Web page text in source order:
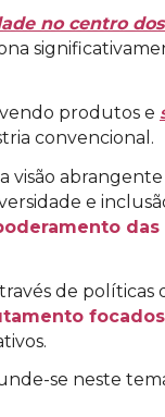
no centro
produtos e
convencional.
visão
e
das
de políticas
se neste